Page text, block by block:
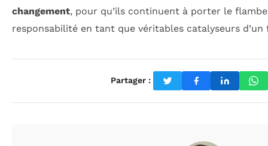
changement, pour qu’ils continuent à porter le
responsabilité en tant que véritables catalyseurs
Partager :